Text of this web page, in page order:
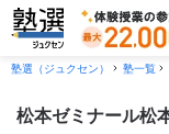
塾選（ジュクセン） 塾一覧
松本ゼミナール松